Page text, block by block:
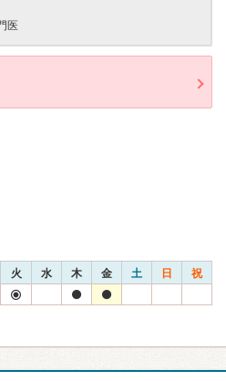
医
火 水 木 金 土 日 祝